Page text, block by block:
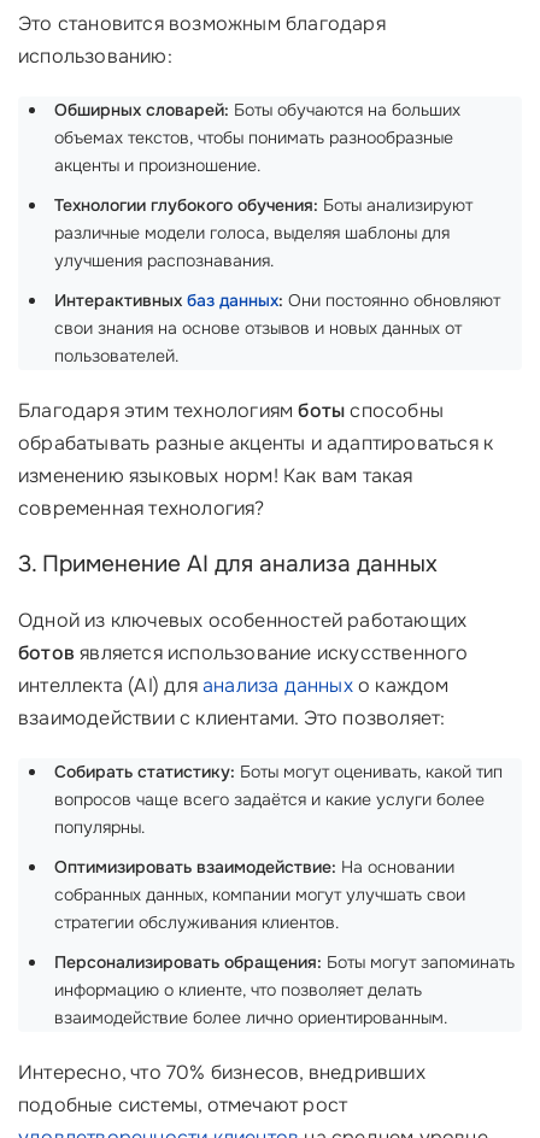
Это становится возможным благодаря
использованию:
Обширных словарей: Боты обучаются на больших
объемах текстов, чтобы понимать разнообразные
акценты и произношение.
Технологии глубокого обучения: Боты анализируют
различные модели голоса, выделяя шаблоны для
улучшения распознавания.
Интерактивных баз данных: Они постоянно обновляют
свои знания на основе отзывов и новых данных от
пользователей.
Благодаря этим технологиямботыспособны
обрабатывать разные акценты и адаптироваться к
изменению языковых норм! Как вам такая
современная технология?
3. Применение AI для анализа данных
Одной из ключевых особенностей работающих
ботов является использование искусственного
интеллекта (AI) дляанализа данныхо каждом
взаимодействии с клиентами. Это позволяет:
Собирать статистику: Боты могут оценивать, какой тип
вопросов чаще всего задаётся и какие услуги более
популярны.
Оптимизировать взаимодействие: На основании
собранных данных, компании могут улучшать свои
стратегии обслуживания клиентов.
Персонализировать обращения: Боты могут запоминать
информацию о клиенте, что позволяет делать
взаимодействие более лично ориентированным.
Интересно, что 70% бизнесов, внедривших
подобные системы, отмечают рост